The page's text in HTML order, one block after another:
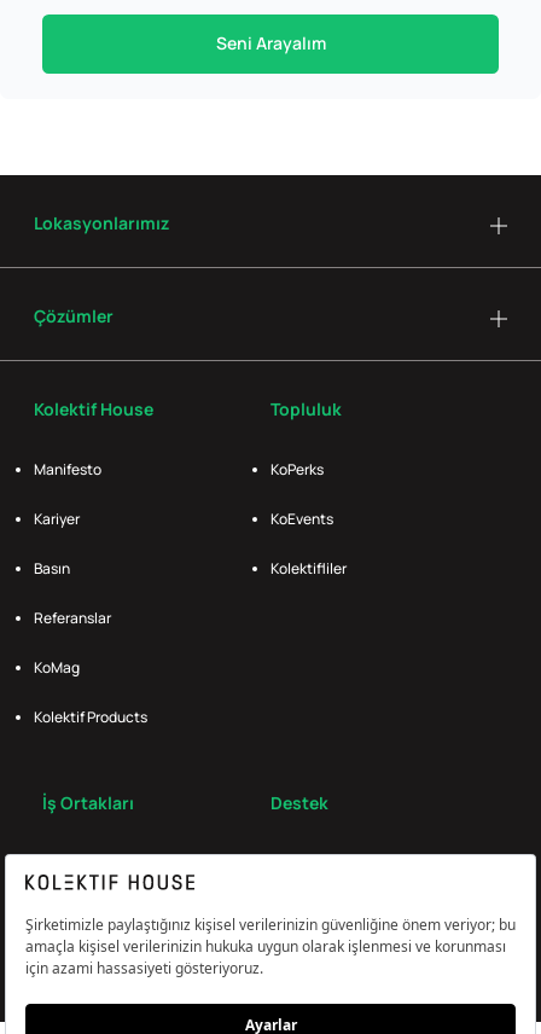
Seni Arayalım
Kolektif House
Manifesto
Kariyer
Basın
Referanslar
KoMag
Kolektif Products
Topluluk
KoPerks
KoEvents
Kolektifliler
İş Ortakları Destek
Lokasyonlarımız
Çözümler